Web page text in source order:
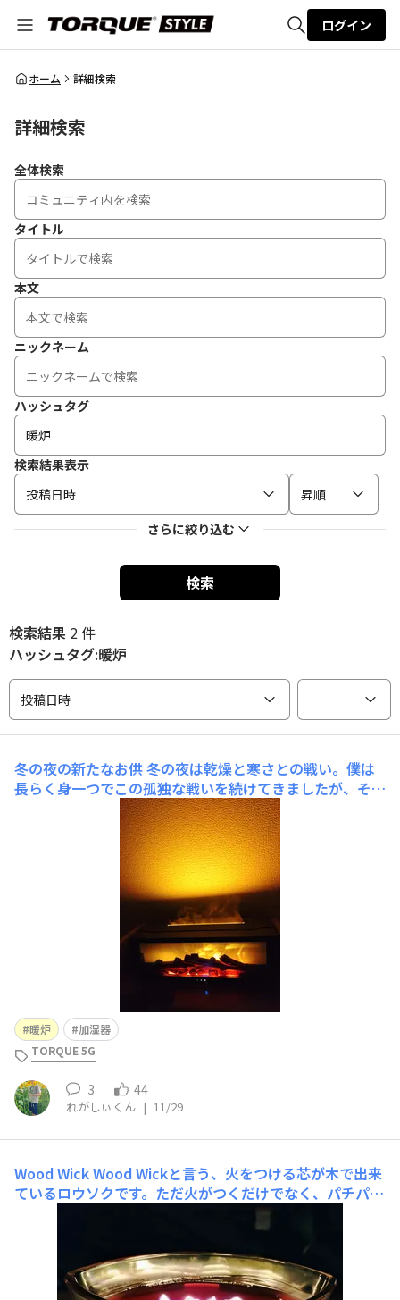
全体検索
ログイン
ホーム 詳細検索
詳細検索
全体検索
タイトル
本文
ニックネーム
ハッシュタグ
検索結果表示
投稿日時
昇順
さらに絞り込む
検索
検索結果 2 件
ハッシュタグ:暖炉
投稿日時
冬の夜の新たなお供冬の夜は乾燥と寒さとの戦い。僕は
長らく身一つでこの孤独な戦いを続けてきましたが、それ
ももう終わりです。この焚き暖炉風加湿器があれば。 庶
民の憧れ、暖炉。到底手にすることができない高級家財も
こうした形で実現できるのです。このなんたら揺らぎの視
覚効果でぽかぽかして落ち着きます。さらに煙に見立て
暖炉
加湿器
TORQUE 5G
3 44
れがしぃくん | 11/29
Wood WickWood Wickと言う、火をつける芯が木で出来
ているロウソクです。ただ火がつくだけでなく、パチパチ
と暖炉のような音がします。年末最後のキャンプで初めて
使ったけど、光と音に癒されました♪